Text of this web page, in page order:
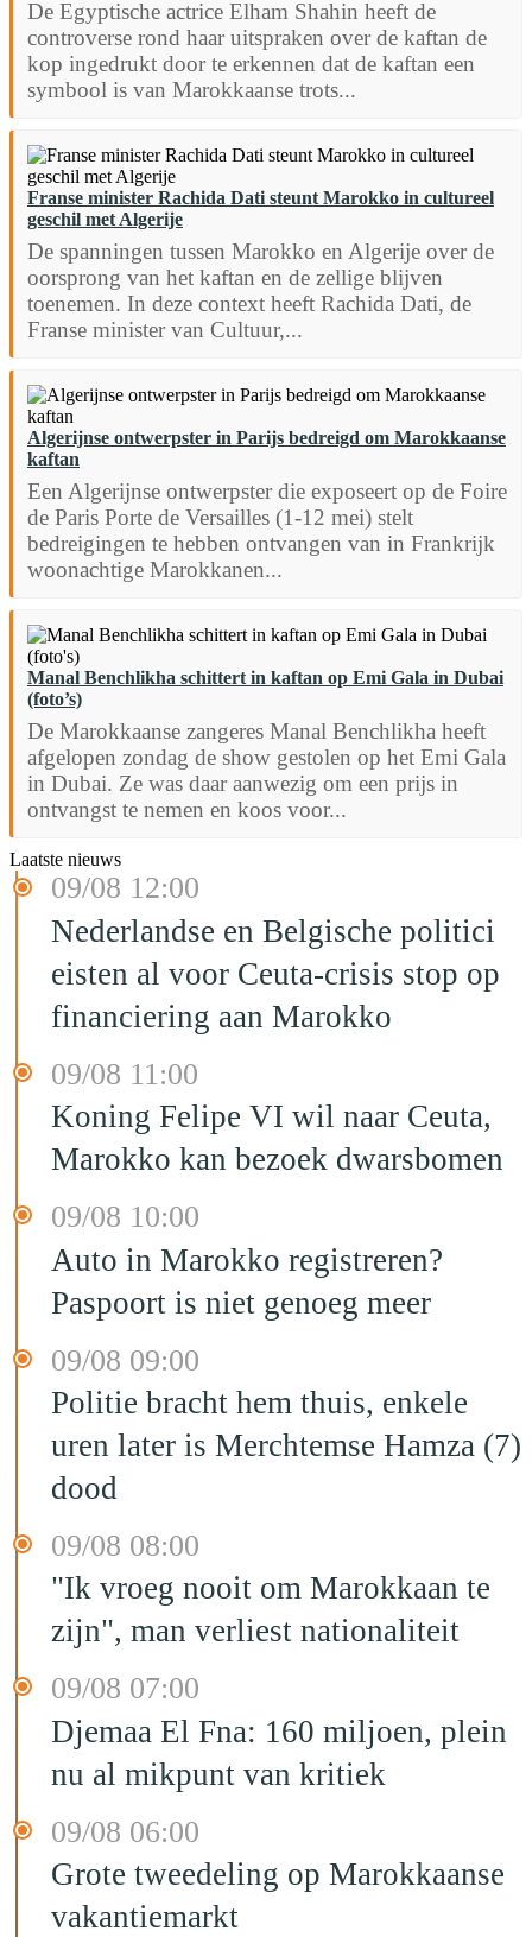
De Egyptische actrice Elham Shahin heeft de
controverse rond haar uitspraken over de kaftan de
kop ingedrukt door te erkennen dat de kaftan een
symbool is van Marokkaanse trots...
Franse minister Rachida Dati steunt Marokko in cultureel
geschil met Algerije
De spanningen tussen Marokko en Algerije over de
oorsprong van het kaftan en de zellige blijven
toenemen. In deze context heeft Rachida Dati, de
Franse minister van Cultuur,...
Algerijnse ontwerpster in Parijs bedreigd om Marokkaanse
kaftan
Een Algerijnse ontwerpster die exposeert op de Foire
de Paris Porte de Versailles (1-12 mei) stelt
bedreigingen te hebben ontvangen van in Frankrijk
woonachtige Marokkanen...
Manal Benchlikha schittert in kaftan op Emi Gala in Dubai
(foto’s)
De Marokkaanse zangeres Manal Benchlikha heeft
afgelopen zondag de show gestolen op het Emi Gala
in Dubai. Ze was daar aanwezig om een prijs in
ontvangst te nemen en koos voor...
Laatste nieuws
09/08 12:00
Nederlandse en Belgische politici
eisten al voor Ceuta-crisis stop op
financiering aan Marokko
09/08 11:00
Koning Felipe VI wil naar Ceuta,
Marokko kan bezoek dwarsbomen
09/08 10:00
Auto in Marokko registreren?
Paspoort is niet genoeg meer
09/08 09:00
Politie bracht hem thuis, enkele
uren later is Merchtemse Hamza (7)
dood
09/08 08:00
"Ik vroeg nooit om Marokkaan te
zijn", man verliest nationaliteit
09/08 07:00
Djemaa El Fna: 160 miljoen, plein
nu al mikpunt van kritiek
09/08 06:00
Grote tweedeling op Marokkaanse
vakantiemarkt